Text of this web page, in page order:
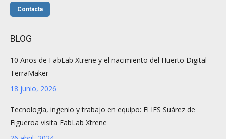
Contacta
BLOG
10 Años de FabLab Xtrene y el nacimiento del Huerto Digital
TerraMaker
18 junio, 2026
Tecnología, ingenio y trabajo en equipo: El IES Suárez de
Figueroa visita FabLab Xtrene